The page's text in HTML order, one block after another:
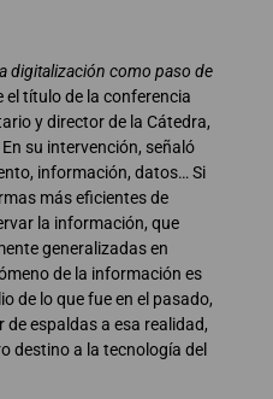
digitalización como paso de
el título de la conferencia
y director de la Cátedra,
su intervención, señaló
información, datos… Si
más eficientes de
la información, que
generalizadas en
de la información es
de lo que fue en el pasado,
espaldas a esa realidad,
destino a la tecnología del